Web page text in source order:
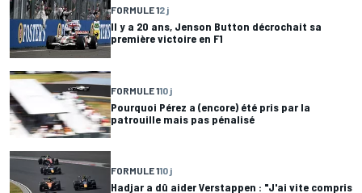
FORMULE 12 j
Il y a 20 ans, Jenson Button décrochait sa
première victoire en F1
FORMULE 110 j
Pourquoi Pérez a (encore) été pris par la
patrouille mais pas pénalisé
FORMULE 110 j
Hadjar a dû aider Verstappen : "J'ai vite compris